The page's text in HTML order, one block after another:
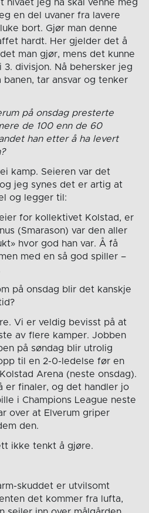
nivået jeg nå skal venne meg
en del uvaner fra lavere
bort. Gjør man denne
hardt. Her gjelder det å
man gjør, mens det kunne
divisjon. Nå behersker jeg
tar ansvar og tenker
på onsdag presterte
de 100 enn de 60
han etter å ha levert
kamp. Seieren var det
jeg synes det er artig at
og legger til:
for kollektivet Kolstad, er
(Smarason) var den aller
hvor god han var. Å få
med en så god spiller –
på onsdag blir det kanskje
Vi er veldig bevisst på at
av flere kamper. Jobben
på søndag blir utrolig
til en 2-0-ledelse før en
Arena (neste onsdag).
er finaler, og det handler jo
i Champions League neste
over at Elverum griper
den.
ikke tenkt å gjøre.
skuddet er utvilsomt
det kommer fra lufta,